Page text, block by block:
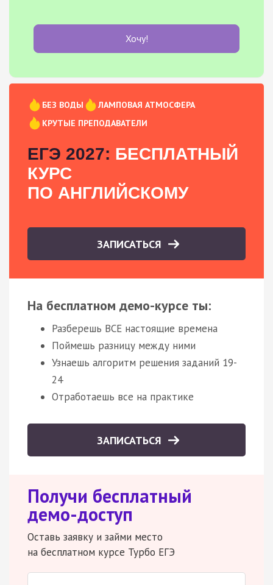
Хочу!
БЕЗ ВОДЫ
ЛАМПОВАЯ АТМОСФЕРА
КРУТЫЕ ПРЕПОДАВАТЕЛИ
ЕГЭ 2027: БЕСПЛАТНЫЙ
КУРС
ПО АНГЛИЙСКОМУ
ЗАПИСАТЬСЯ
На бесплатном демо-курсе ты:
Разберешь ВСЕ настоящие времена
Поймешь разницу между ними
Узнаешь алгоритм решения заданий 19-
24
Отработаешь все на практике
ЗАПИСАТЬСЯ
Получи бесплатный
демо-доступ
Оставь заявку и займи место
на бесплатном курсе Турбо ЕГЭ